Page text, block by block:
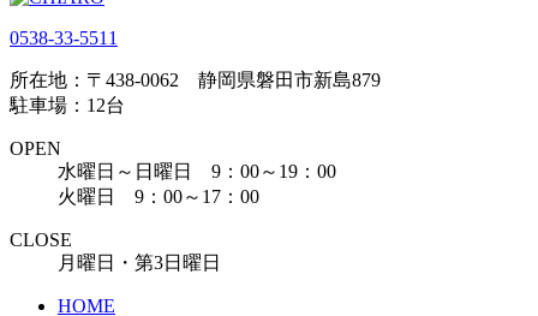
0538-33-5511
所在地：〒438-0062 静岡県磐田市新島879
駐車場：12台
OPEN
水曜日～日曜日 9：00～19：00
火曜日 9：00～17：00
CLOSE
月曜日・第3日曜日
HOME